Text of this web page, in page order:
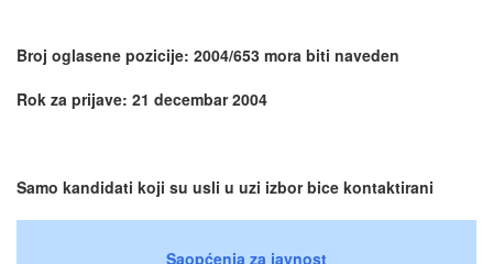
Broj oglasene pozicije: 2004/653 mora biti naveden
Rok za prijave: 21 decembar 2004
Samo kandidati koji su usli u uzi izbor bice kontaktirani
Saopćenja za javnost